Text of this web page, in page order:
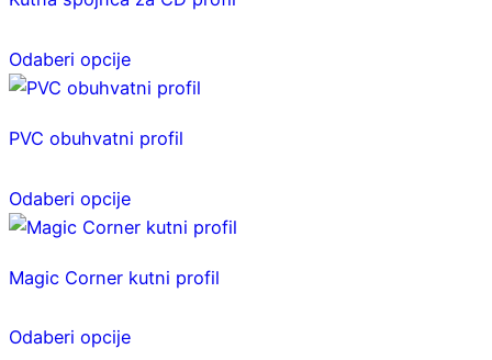
varijanti.
se
mogu
odabrati
Odaberi opcijeproizvod
ima
varijanti.
se
mogu
odabrati
PVC obuhvatni profil
Odaberi opcijeproizvod
ima
varijanti.
Magic Corner kutni profil
Odaberi opcijeproizvod